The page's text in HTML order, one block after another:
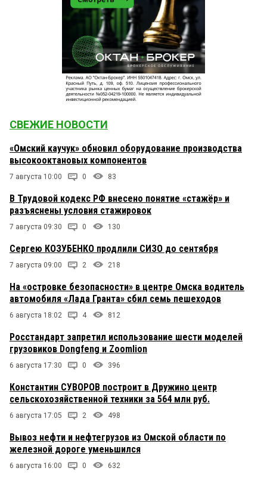
СВЕЖИЕ НОВОСТИ
«Омский каучук» обновил оборудование производства
высокооктановых компонентов
7 августа 10:00 0 83
В Трудовой кодекс РФ внесено понятие «стажёр» и
разъяснены условия стажировок
7 августа 09:30 0 130
Сергею КОЗУБЕНКО продлили СИЗО до сентября
7 августа 09:00 2 218
На «островке безопасности» в центре Омска водитель
автомобиля «Лада Гранта» сбил семь пешеходов
6 августа 18:02 4 812
Росстандарт запретил использование шести моделей
грузовиков Dongfeng и Zoomlion
6 августа 17:30 0 396
Константин СУВОРОВ построит в Дружино центр
сельскохозяйственной техники за 564 млн руб.
6 августа 17:05 2 498
Вывоз нефти и нефтегрузов из Омской области по
железной дороге уменьшился
6 августа 16:00 0 632